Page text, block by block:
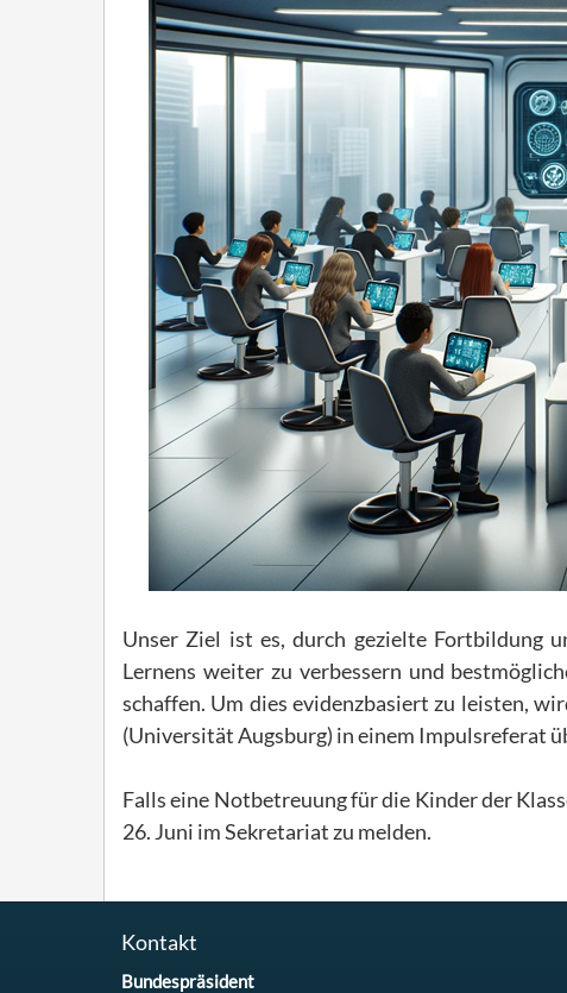
Unser Ziel ist es, durch gezielte Fortbildung
Lernens weiter zu verbessern und
schaffen. Um dies evidenzbasiert zu leisten,
(Universität Augsburg) in einem Impulsreferat
Falls eine Notbetreuung für die Kinder der
26. Juni im Sekretariat zu melden.
Kontakt
Bundespräsident